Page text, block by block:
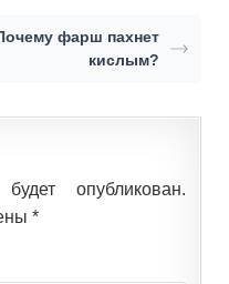
фарш пахнет
кислым?
опубликован.
*